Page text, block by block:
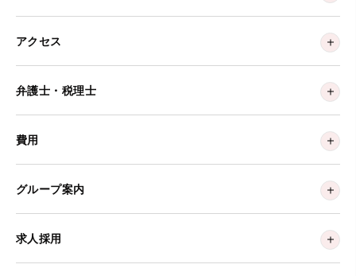
アクセス
弁護士・税理士
費用
グループ案内
求人採用